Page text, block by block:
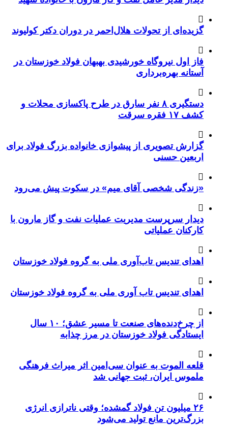
گزیده‌ای از تحولات هلال‌احمر در دوران دکتر کولیوند
فاز اول نیروگاه خورشیدی بهبهان فولاد خوزستان در
آستانه بهره‌برداری
دستگیری ۸ نفر سارق در طرح پاکسازی محلات و
کشف ۱۷ فقره سرقت
گزارش تصویری از پیشوازی خانواده بزرگ فولاد برای
اربعین حسنی
«زندگی شخصی آقای میم» در سکوت پیش می‌رود
دیدار سرپرست مدیریت عملیات نفت و گاز مارون با
کارکنان عملیاتی
اهدای تندیس تاب‌آوری ملی به گروه فولاد خوزستان
اهدای تندیس تاب آوری ملی به گروه فولاد خوزستان
از چرخ‌دنده‌های صنعت تا مسیر عشق؛ ۱۰ سال
ایستادگی فولاد خوزستان در مرز چذابه
قلعه الموت به عنوان سی‌امین اثر میراث‌ فرهنگی
ملموس ایران، ثبت جهانی شد
۲۶ میلیون تن فولاد گمشده؛ وقتی ناترازی انرژی
بزرگ‌ترین مانع تولید می‌شود